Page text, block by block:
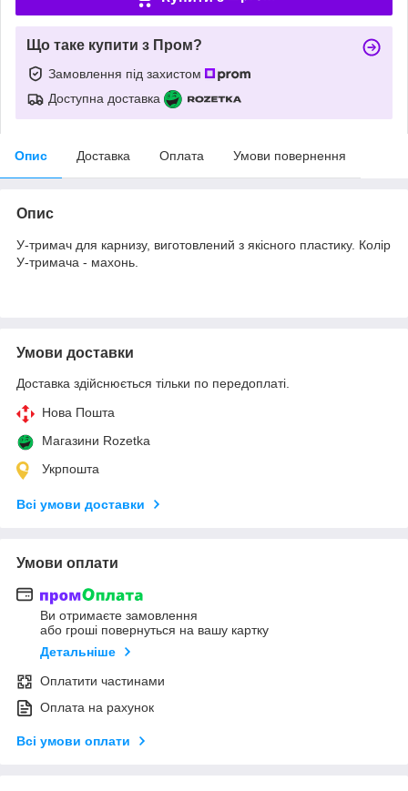
Що таке купити з Пром?
Замовлення під захистом
Доступна доставка
Опис Доставка Оплата Умови повернення
Опис
У-тримач для карнизу, виготовлений з якісного пластику. Колір
У-тримача - махонь.
Умови доставки
Доставка здійснюється тільки по передоплаті.
Нова Пошта
Магазини Rozetka
Укрпошта
Всі умови доставки
Умови оплати
Ви отримаєте замовлення
або гроші повернуться на вашу картку
Детальніше
Оплатити частинами
Оплата на рахунок
Всі умови оплати